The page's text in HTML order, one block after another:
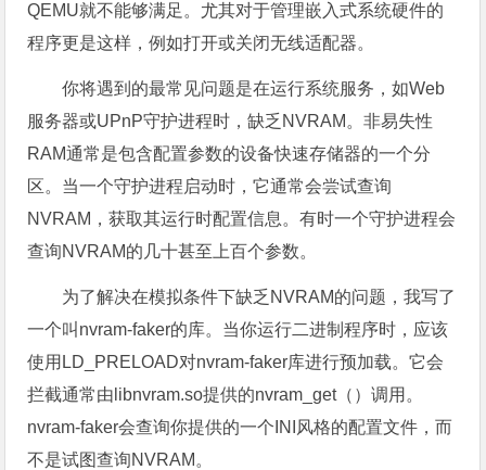
QEMU就不能够满足。尤其对于管理嵌入式系统硬件的
程序更是这样，例如打开或关闭无线适配器。
你将遇到的最常见问题是在运行系统服务，如Web
服务器或UPnP守护进程时，缺乏NVRAM。非易失性
RAM通常是包含配置参数的设备快速存储器的一个分
区。当一个守护进程启动时，它通常会尝试查询
NVRAM，获取其运行时配置信息。有时一个守护进程会
查询NVRAM的几十甚至上百个参数。
为了解决在模拟条件下缺乏NVRAM的问题，我写了
一个叫nvram-faker的库。当你运行二进制程序时，应该
使用LD_PRELOAD对nvram-faker库进行预加载。它会
拦截通常由libnvram.so提供的nvram_get（）调用。
nvram-faker会查询你提供的一个INI风格的配置文件，而
不是试图查询NVRAM。